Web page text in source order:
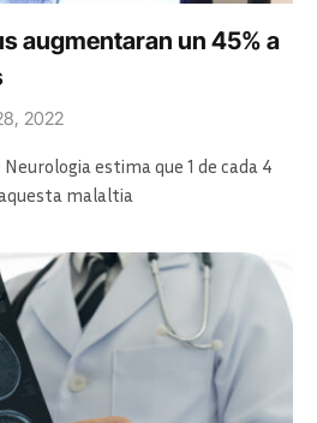
augmentaran un 45% a
2022
estima que 1 de cada 4
malaltia